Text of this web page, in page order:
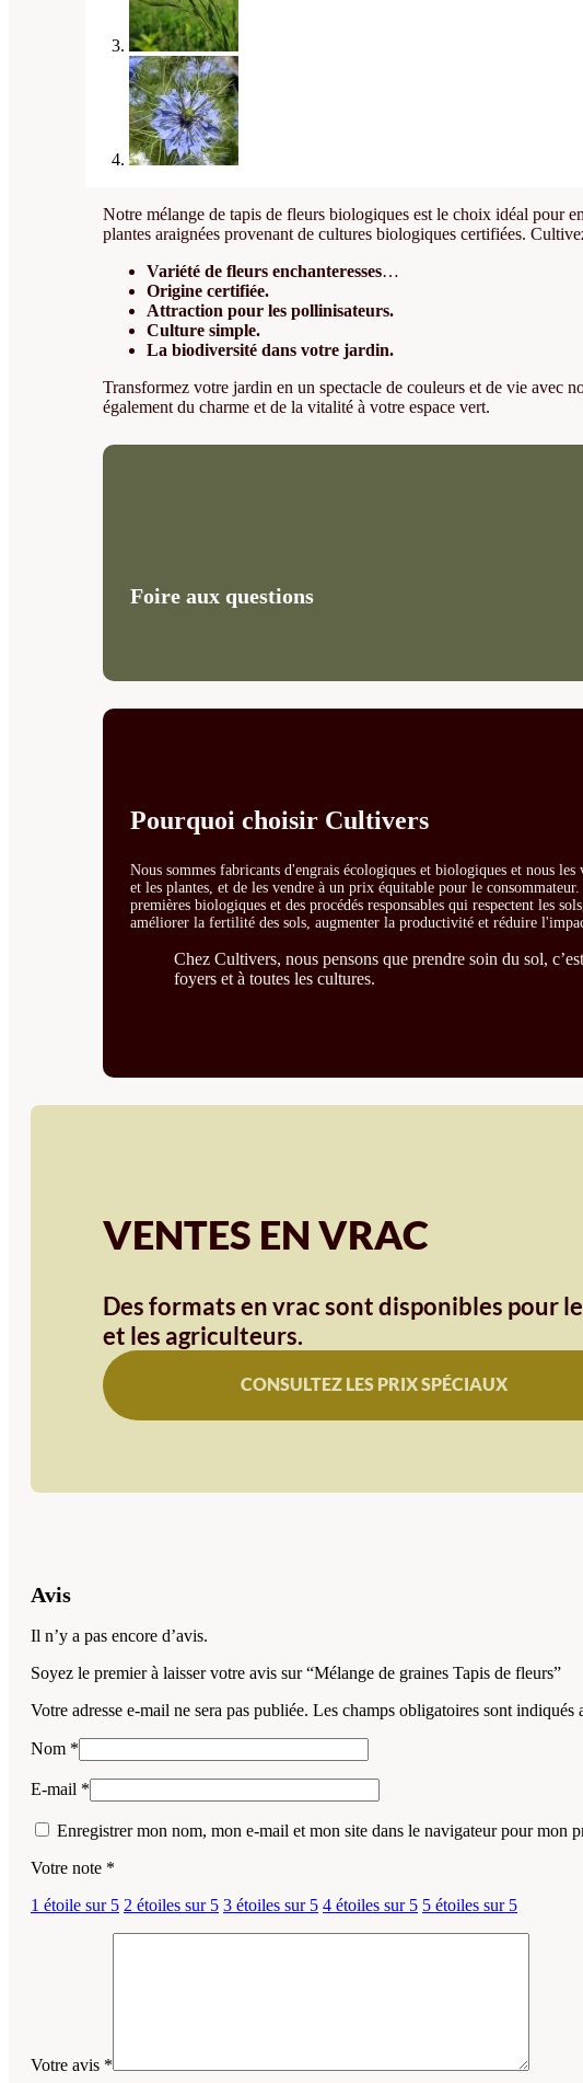
Notre mélange de tapis de fleurs biologiques est le choix idéal pour
plantes araignées provenant de cultures biologiques certifiées.
Variété de fleurs enchanteresses…
Origine certifiée.
Attraction pour les pollinisateurs.
Culture simple.
La biodiversité dans votre jardin.
Transformez votre jardin en un spectacle de couleurs et de vie avec
également du charme et de la vitalité à votre espace vert.
Foire aux questions
Pourquoi choisir Cultivers
Nous sommes fabricants d'engrais écologiques et biologiques et nous
et les plantes, et de les vendre à un prix équitable pour le
premières biologiques et des procédés responsables qui respectent les
améliorer la fertilité des sols, augmenter la productivité et réduire
Chez Cultivers, nous pensons que prendre soin du sol,
foyers et à toutes les cultures.
VENTES EN VRAC
Des formats en vrac sont disponibles pour
et les agriculteurs.
CONSULTEZ LES PRIX SPÉCIAUX
Avis
Il n’y a pas encore d’avis.
Soyez le premier à laisser votre avis sur “Mélange de graines Tapis de fleurs”
Votre adresse e-mail ne sera pas publiée. Les champs obligatoires sont indiqués
Nom *
E-mail *
Enregistrer mon nom, mon e-mail et mon site dans le navigateur pour mon
Votre note *
1 étoile sur 5 2 étoiles sur 5 3 étoiles sur 5 4 étoiles sur 5 5 étoiles sur 5
Votre avis *